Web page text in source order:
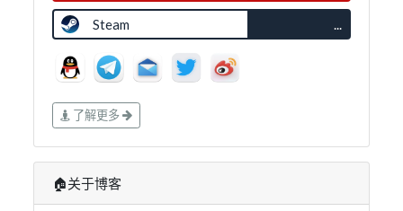
Steam ...
了解更多
🏠关于博客